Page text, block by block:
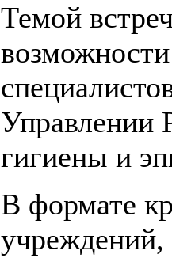
Темой
Управлении
гигиены и
В формате